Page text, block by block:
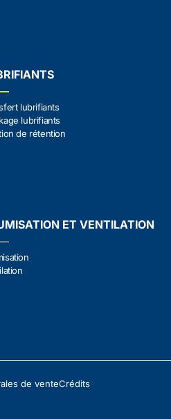
lubrifiants
lubrifiants
de rétention
ET VENTILATION
de venteCrédits